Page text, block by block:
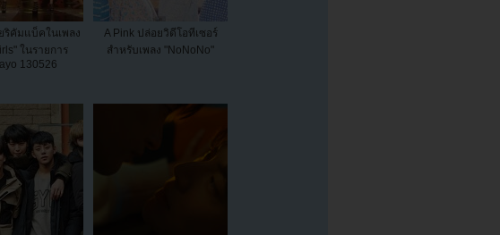
ริคัมแบ็คในเพลง
ในรายการ
130526
A Pink ปล่อยวิดีโอทีเซอร์
สำหรับเพลง "NoNoNo"